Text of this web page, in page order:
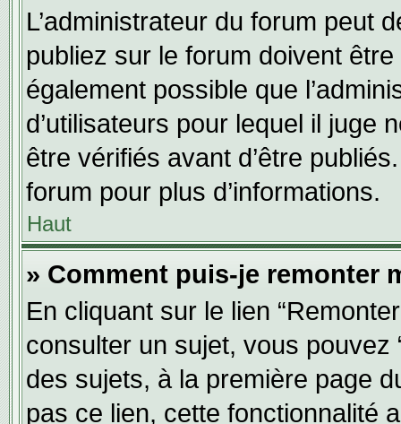
L’administrateur du forum peut
publiez sur le forum doivent
également possible que
d’utilisateurs pour lequel il juge
être vérifiés avant d’être
forum pour plus d’informations.
Haut
» Comment puis-je remonter
En cliquant sur le lien
consulter un sujet, vous pouvez
des sujets, à la première page
pas ce lien, cette fonctionnalité